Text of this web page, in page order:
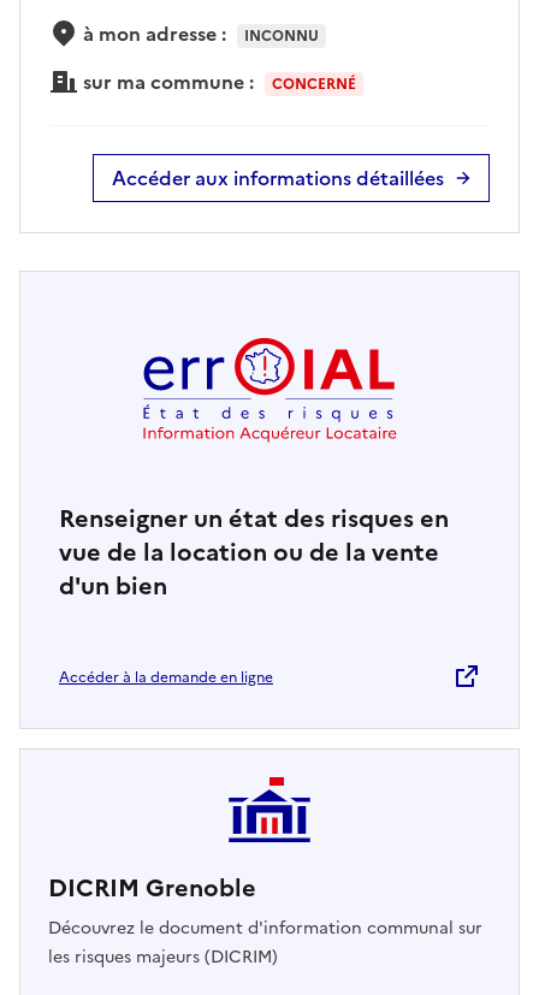
à mon adresse : INCONNU
sur ma commune : CONCERNÉ
Accéder aux informations détaillées
Renseigner un état des risques en
vue de la location ou de la vente
d'un bien
Accéder à la demande en ligne
DICRIM Grenoble
Découvrez le document d'information communal sur
les risques majeurs (DICRIM)